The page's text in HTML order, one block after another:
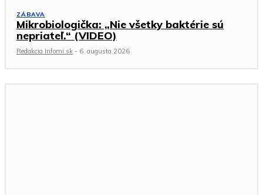
ZÁBAVA
Mikrobiologička: „Nie všetky baktérie sú
nepriateľ.“ (VIDEO)
Redakcia Infomi.sk - 6. augusta 2026